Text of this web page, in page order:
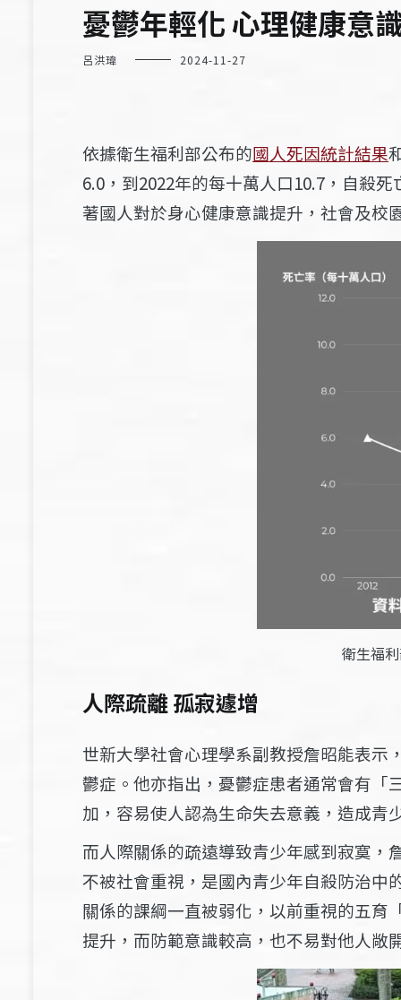
憂鬱年輕化 心理健康意
呂洪瑋 2024-11-27
依據衛生福利部公布的國人死因統計結果
6.0，到2022年的每十萬人口10.7 ，自殺
著國人對於身心健康意識提升，社會及校
衛生福
人際疏離 孤寂遽增
世新大學社會心理學系副教授詹昭能表示
鬱症。 他亦指出 ，憂鬱症患者通常會有
加，容易使人認為生命失去意義，造成青
而人際關係的疏遠導致青少年感到寂寞，
不被社會重視，是國內青少年自殺防治中
關係的課綱一直被弱化，以前重視的五育
提升，而防範意識較高，也不易對他人敞